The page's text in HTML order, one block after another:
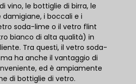
vino, le bottiglie di birra, le
i boccali e i
soda-lime o il vetro flint
bianco di alta qualità) in
Tra questi, il vetro soda-
ha anche il vantaggio di
ed è ampiamente
di bottiglie di vetro.